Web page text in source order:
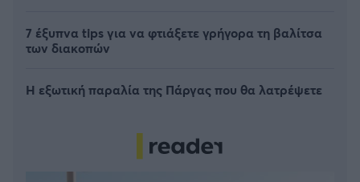
7 έξυπνα tips για να φτιάξετε γρήγορα τη βαλίτσα
των διακοπών
Η εξωτική παραλία της Πάργας που θα λατρέψετε